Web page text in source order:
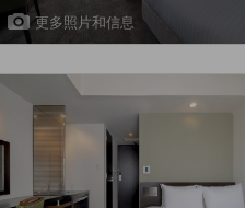
更多照片和信息